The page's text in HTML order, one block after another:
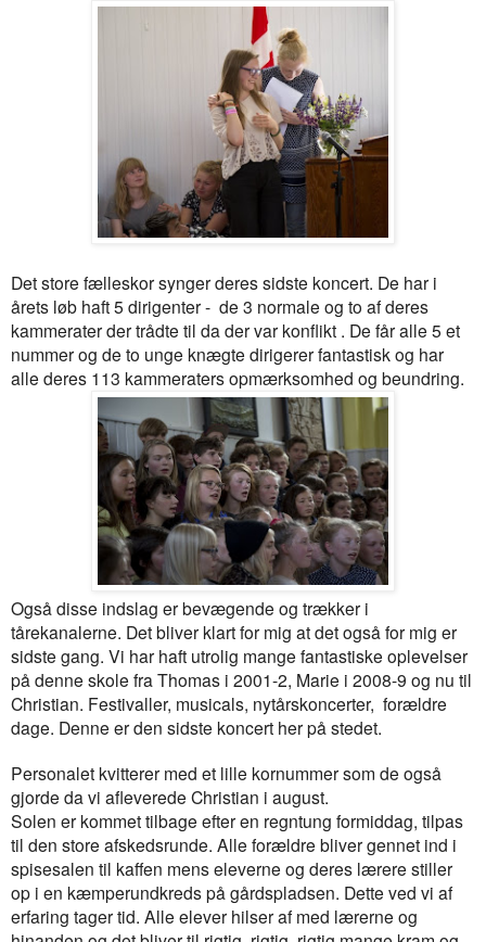
Det store fælleskor synger deres sidste koncert. De har i
årets løb haft 5 dirigenter - de 3 normale og to af deres
kammerater der trådte til da der var konflikt . De får alle 5 et
nummer og de to unge knægte dirigerer fantastisk og har
alle deres 113 kammeraters opmærksomhed og beundring.
Også disse indslag er bevægende og trækker i
tårekanalerne. Det bliver klart for mig at det også for mig er
sidste gang. Vi har haft utrolig mange fantastiske oplevelser
på denne skole fra Thomas i 2001-2, Marie i 2008-9 og nu til
Christian. Festivaller, musicals, nytårskoncerter, forældre
dage. Denne er den sidste koncert her på stedet.
Personalet kvitterer med et lille kornummer som de også
gjorde da vi afleverede Christian i august.
Solen er kommet tilbage efter en regntung formiddag, tilpas
til den store afskedsrunde. Alle forældre bliver gennet ind i
spisesalen til kaffen mens eleverne og deres lærere stiller
op i en kæmperundkreds på gårdspladsen. Dette ved vi af
erfaring tager tid. Alle elever hilser af med lærerne og